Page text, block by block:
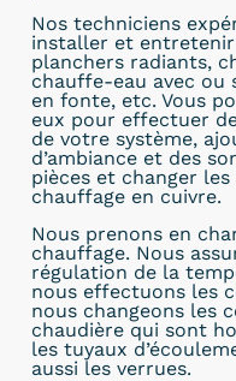
Nos techniciens
installer et
planchers radiants,
chauffe-eau avec ou
en fonte, etc. Vous
eux pour effectuer
de votre système,
d’ambiance et des
pièces et changer
chauffage en cuivre.
Nous prenons en
chauffage. Nous
régulation de la
nous effectuons les
nous changeons les
chaudière qui sont
les tuyaux
aussi les verrues.